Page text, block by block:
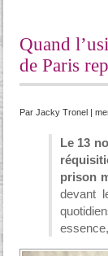
Quand
de Paris
Par Jacky Tronel |
Le 13
prison
devant